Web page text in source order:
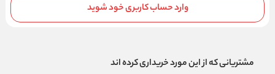
وارد حساب کاربری خود شوید
مشتریانی که از این مورد خریداری کرده اند